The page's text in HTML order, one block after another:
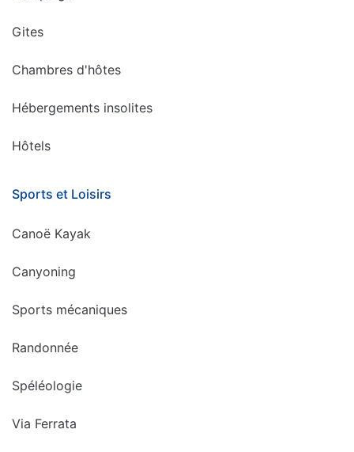
Gites
Chambres d'hôtes
Hébergements insolites
Hôtels
Sports et Loisirs
Canoë Kayak
Canyoning
Sports mécaniques
Randonnée
Spéléologie
Via Ferrata